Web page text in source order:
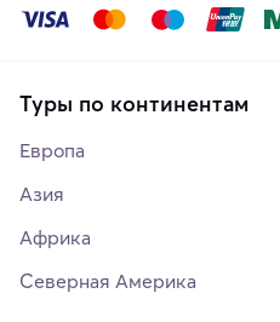
Туры по континентам
Европа
Азия
Африка
Северная Америка